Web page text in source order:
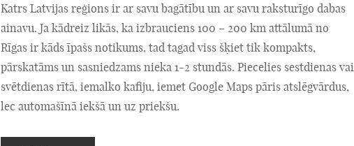
Katrs Latvijas reģions ir ar savu bagātību un ar savu raksturīgo dabas
ainavu. Ja kādreiz likās, ka izbrauciens 100 – 200 km attālumā no
Rīgas ir kāds īpašs notikums, tad tagad viss šķiet tik kompakts,
pārskatāms un sasniedzams nieka 1-2 stundās. Piecelies sestdienas vai
svētdienas rītā, iemalko kafiju, iemet Google Maps pāris atslēgvārdus,
lec automašīnā iekšā un uz priekšu.